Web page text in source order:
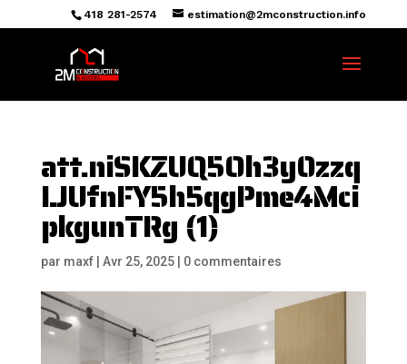
418 281-2574 estimation@2mconstruction.info
att.niSKZUQ5Oh3y0zzq
LJUfnFY5h5qgPme4Mci
pkgunTRg (1)
par maxf| Avr 25, 2025| 0 commentaires